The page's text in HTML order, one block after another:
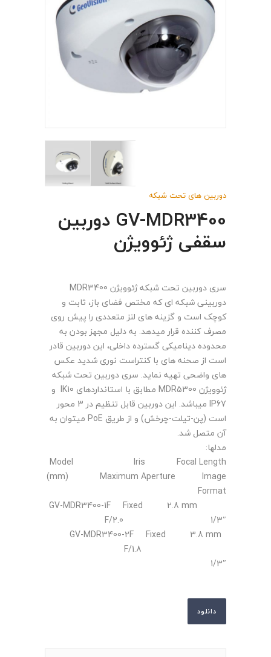
دوربین های تحت شبکه
GV-MDR3400 دوربین
سقفی ژئوویژن
سری دوربین تحت شبکه ژئوویژن MDR3400
دوربینی شبکه ای که مختص فضای باز، ثابت و
کوچک است و گزینه های لنز متعددی را پیش روی
مصرف کننده قرار میدهد. به دلیل مجهز بودن به
محدوده دینامیکی گسترده داخلی، این دوربین قادر
است از صحنه های با کنتراست نوری شدید عکس
های واضحی تهیه نماید. سری دوربین تحت شبکه
ژئوویژن MDR5300 مطابق با استانداردهای IK10 و
IP67 میباشد. این دوربین قابل تنظیم در 3 محور
است (پن-تیلت-چرخش) و از طریق PoE میتوان به
آن متصل شد.
مدلها:
Model Iris Focal Length
(mm) Maximum Aperture Image
Format
GV-MDR3400-1F Fixed 2.8 mm
F/2.0 1/3″
GV-MDR3400-2F Fixed 3.8 mm
F/1.8
1/3″
دانلود